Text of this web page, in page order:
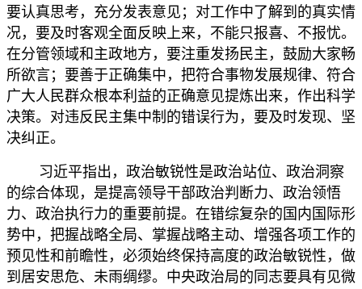
要认真思考，充分发表意见；对工作中了解到的真实情
况，要及时客观全面反映上来，不能只报喜、不报忧。
在分管领域和主政地方，要注重发扬民主，鼓励大家畅
所欲言；要善于正确集中，把符合事物发展规律、符合
广大人民群众根本利益的正确意见提炼出来，作出科学
决策。对违反民主集中制的错误行为，要及时发现、坚
决纠正。
习近平指出，政治敏锐性是政治站位、政治洞察
的综合体现，是提高领导干部政治判断力、政治领悟
力、政治执行力的重要前提。在错综复杂的国内国际形
势中，把握战略全局、掌握战略主动、增强各项工作的
预见性和前瞻性，必须始终保持高度的政治敏锐性，做
到居安思危、未雨绸缪。中央政治局的同志要具有见微